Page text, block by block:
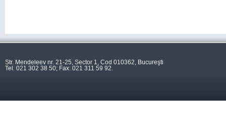
Str. Mendeleev nr. 21-25, Sector 1, Cod 010362, Bucureşti
Tel: 021 302 38 50; Fax: 021 311 59 92.